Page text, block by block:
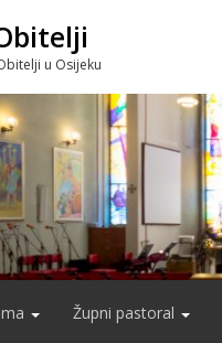
u Osijeku
Župni pastoral